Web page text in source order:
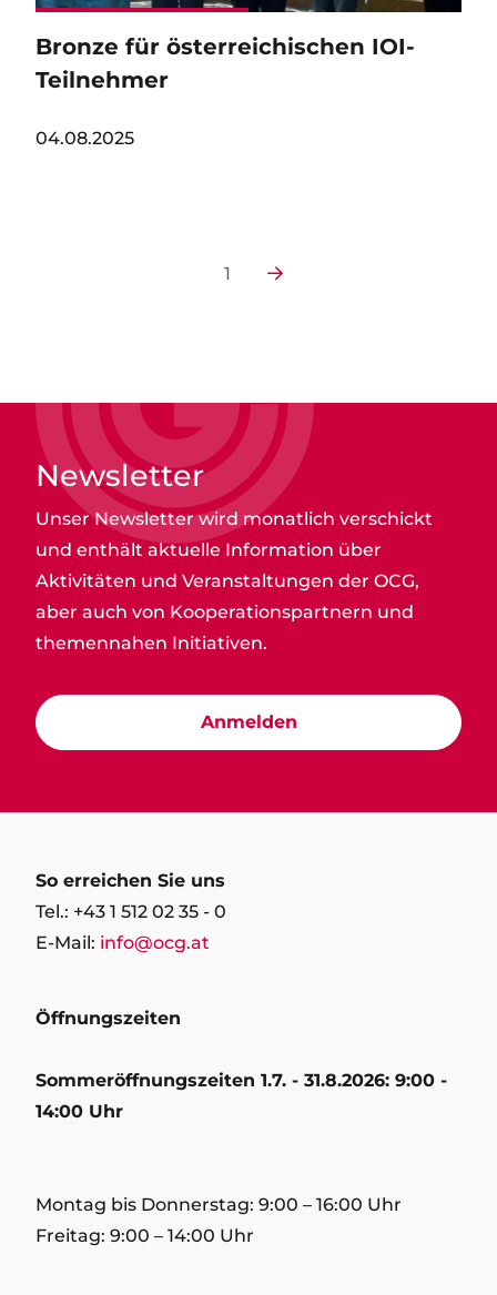
Bronze für österreichischen IOI-
Teilnehmer
04.08.2025
1 Nächste Seite
Newsletter
Unser Newsletter wird monatlich verschickt
und enthält aktuelle Information über
Aktivitäten und Veranstaltungen der OCG,
aber auch von Kooperationspartnern und
themennahen Initiativen.
Anmelden
So erreichen Sie uns
Tel.: +43 1 512 02 35 - 0
E-Mail: info@ocg.at
Öffnungszeiten
Sommeröffnungszeiten 1.7. - 31.8.2026: 9:00 -
14:00 Uhr
Montag bis Donnerstag: 9:00 – 16:00 Uhr
Freitag: 9:00 – 14:00 Uhr